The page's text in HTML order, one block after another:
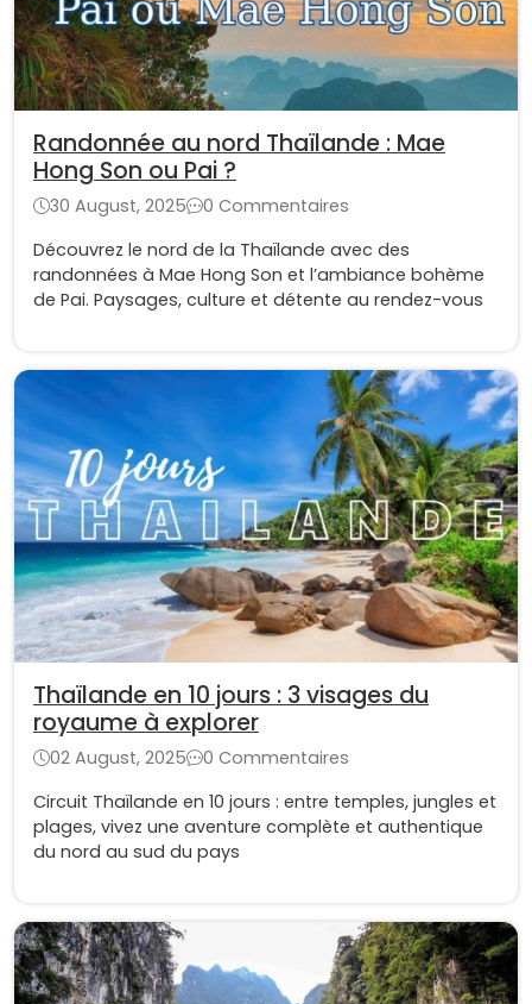
Randonnée au nord Thaïlande : Mae
Hong Son ou Pai ?
30 August, 2025
0 Commentaires
Découvrez le nord de la Thaïlande avec des
randonnées à Mae Hong Son et l’ambiance bohème
de Pai. Paysages, culture et détente au rendez-vous
Thaïlande en 10 jours : 3 visages du
royaume à explorer
02 August, 2025
0 Commentaires
Circuit Thaïlande en 10 jours : entre temples, jungles et
plages, vivez une aventure complète et authentique
du nord au sud du pays